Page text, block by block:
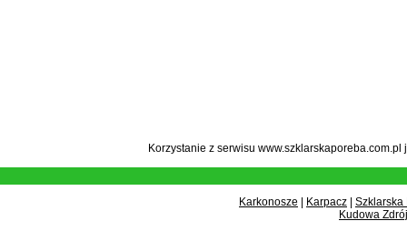
Korzystanie z serwisu
Karkonosze Karpacz
Szklarska
Kudowa